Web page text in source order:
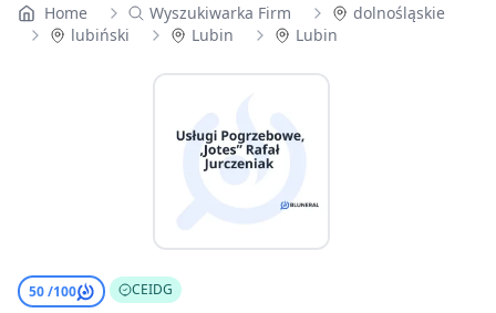
Home Wyszukiwarka Firm
dolnośląskie
lubiński
Lubin Lubin
50 /100 CEIDG